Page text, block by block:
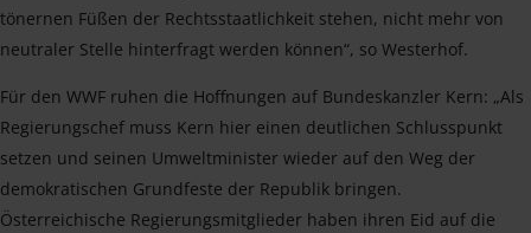
tönernen Füßen der Rechtsstaatlichkeit stehen, nicht mehr von
neutraler Stelle hinterfragt werden können“, so Westerhof.
Für den WWF ruhen die Hoffnungen auf Bundeskanzler Kern: „Als
Regierungschef muss Kern hier einen deutlichen Schlusspunkt
setzen und seinen Umweltminister wieder auf den Weg der
demokratischen Grundfeste der Republik bringen.
Österreichische Regierungsmitglieder haben ihren Eid auf die